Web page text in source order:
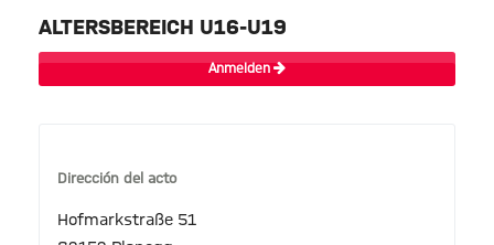
ALTERSBEREICH U16-U19
Anmelden
Dirección del acto
Hofmarkstraße 51